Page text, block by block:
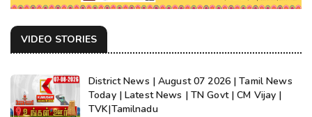
VIDEO STORIES
District News | August 07 2026 | Tamil News
Today | Latest News | TN Govt | CM Vijay |
TVK|Tamilnadu